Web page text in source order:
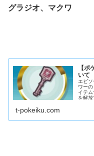
グラジオ、マクワ
【
いて
エピ
ワー
イテ
を解
t-pokeiku.com